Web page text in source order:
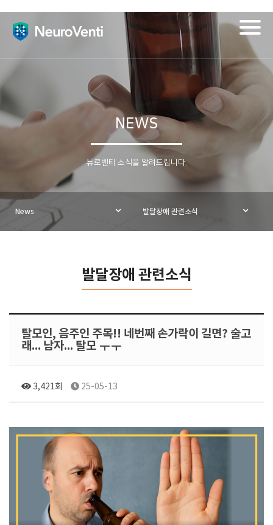
NEWS
뉴로벤티 소식을 알려드립니다.
News 발달장애 관련소식
발달장애 관련소식
탈모인, 음주인 주목!! 네번째 손가락이 길면? 술고
래... 남자... 탈모 ㅜㅜ
3,421회 25-05-13